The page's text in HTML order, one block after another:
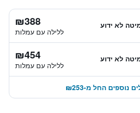
₪388
ללילה עם עמלות
₪454
ללילה עם עמלות